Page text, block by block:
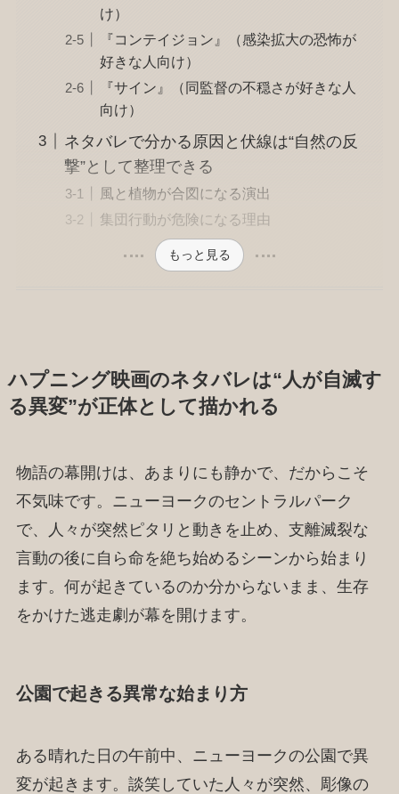
け）
『コンテイジョン』（感染拡大の恐怖が
好きな人向け）
『サイン』（同監督の不穏さが好きな人
向け）
ネタバレで分かる原因と伏線は“自然の反
撃”として整理できる
風と植物が合図になる演出
集団行動が危険になる理由
もっと見る
ハプニング映画のネタバレは“人が自滅す
る異変”が正体として描かれる
物語の幕開けは、あまりにも静かで、だからこそ
不気味です。ニューヨークのセントラルパーク
で、人々が突然ピタリと動きを止め、支離滅裂な
言動の後に自ら命を絶ち始めるシーンから始まり
ます。何が起きているのか分からないまま、生存
をかけた逃走劇が幕を開けます。
公園で起きる異常な始まり方
ある晴れた日の午前中、ニューヨークの公園で異
変が起きます。談笑していた人々が突然、彫像の